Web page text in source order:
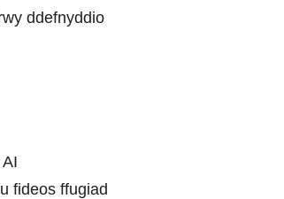
ddefnyddio
fideos ffugiad